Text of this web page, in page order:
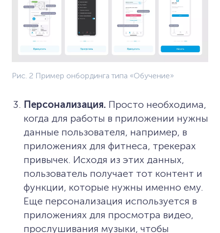
Рис. 2 Пример онбординга типа «Обучение»
Персонализация. Просто необходима,
когда для работы в приложении нужны
данные пользователя, например, в
приложениях для фитнеса, трекерах
привычек. Исходя из этих данных,
пользователь получает тот контент и
функции, которые нужны именно ему.
Еще персонализация используется в
приложениях для просмотра видео,
прослушивания музыки, чтобы